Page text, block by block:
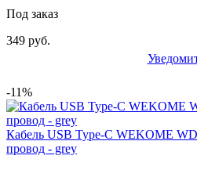
Под заказ
349 руб.
-11%
Кабель USB Type-C WEKOME
провод - grey